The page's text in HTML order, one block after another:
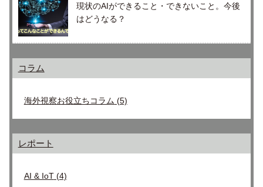
現状のAIができること・できないこと。今後
はどうなる？
コラム
海外視察お役立ちコラム (5)
レポート
AI & IoT(4)